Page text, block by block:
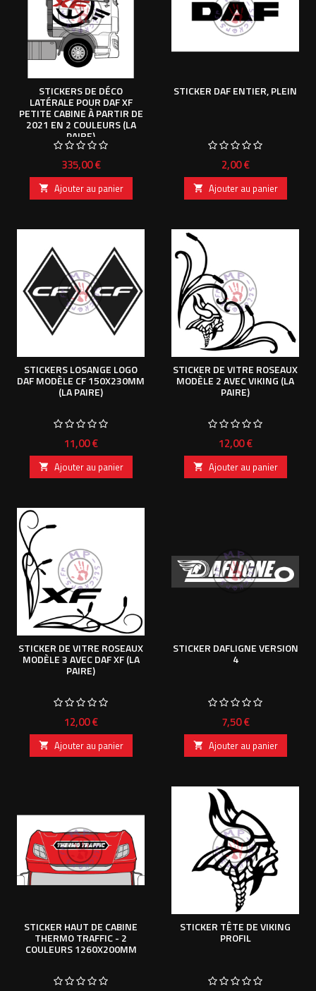
STICKERS DE DÉCO
LATÉRALE POUR DAF XF
PETITE CABINE À PARTIR DE
2021 EN 2 COULEURS (LA
PAIRE)
Prix
335,00 €
 Ajouter au panier
STICKER DAF ENTIER, PLEIN
Prix
2,00 €
 Ajouter au panier
STICKERS LOSANGE LOGO
DAF MODÈLE CF 150X230MM
(LA PAIRE)
Prix
11,00 €
 Ajouter au panier
STICKER DE VITRE ROSEAUX
MODÈLE 2 AVEC VIKING (LA
PAIRE)
Prix
12,00 €
 Ajouter au panier
STICKER DE VITRE ROSEAUX
MODÈLE 3 AVEC DAF XF (LA
PAIRE)
Prix
12,00 €
 Ajouter au panier
STICKER DAFLIGNE VERSION
4
Prix
7,50 €
 Ajouter au panier
STICKER HAUT DE CABINE
THERMO TRAFFIC - 2
COULEURS 1260X200MM
STICKER TÊTE DE VIKING
PROFIL